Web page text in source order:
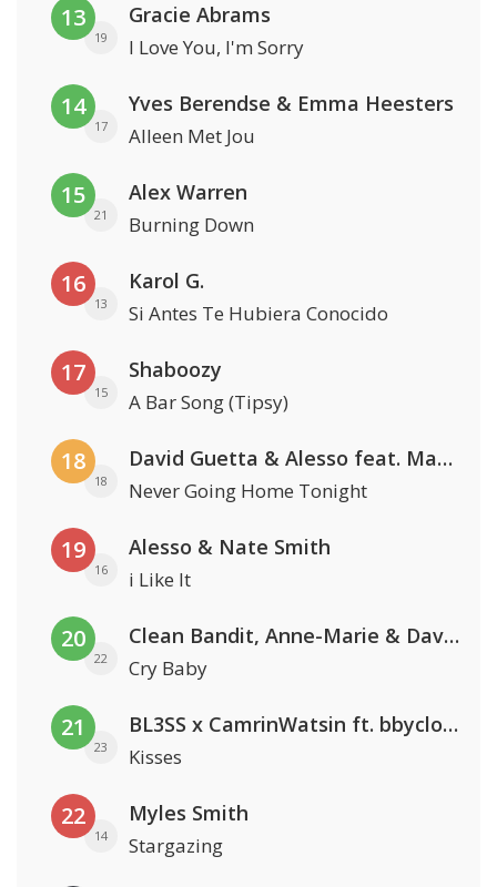
13
19
Gracie Abrams
I Love You, I'm Sorry
14
17
Yves Berendse & Emma Heesters
Alleen Met Jou
15
21
Alex Warren
Burning Down
16
13
Karol G.
Si Antes Te Hubiera Conocido
17
15
Shaboozy
A Bar Song (Tipsy)
18
18
David Guetta & Alesso feat. Madison Love
Never Going Home Tonight
19
16
Alesso & Nate Smith
i Like It
20
22
Clean Bandit, Anne-Marie & David Guetta
Cry Baby
21
23
BL3SS x CamrinWatsin ft. bbyclose
Kisses
22
14
Myles Smith
Stargazing